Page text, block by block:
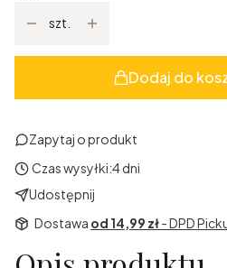
szt.
Dodaj do
Zapytaj o produkt
Czas wysyłki:4 dni
Udostępnij
Dostawa od 14,99 zł- DPD